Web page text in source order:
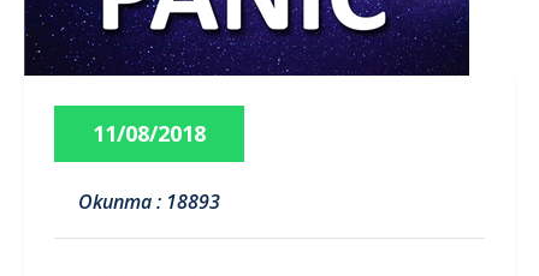
11/08/2018
Okunma : 18893